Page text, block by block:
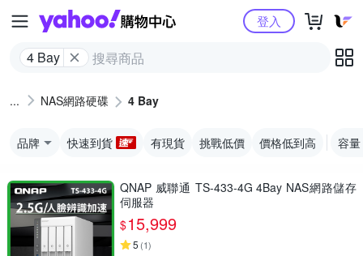
Yahoo購物中心
4 Bay
登入
NAS網路硬碟 4 Bay
品牌 快速到貨 有現貨 挑戰低價 價格低到高 容量
QNAP 威聯通 TS-433-4G 4Bay NAS網路儲存
伺服器
$15,999
5 (1)